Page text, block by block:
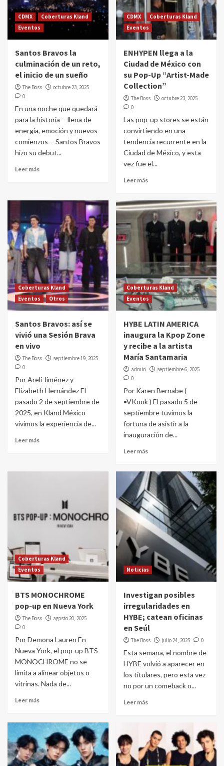
CDMX
Coberturas Kland
Eventos
Santos Bravos la
culminación de un reto,
el inicio de un sueño
The Boss
octubre 23, 2025
0
En una noche que quedará
para la historia —llena de
energía, emoción y nuevos
comienzos— Santos Bravos
hizo su debut...
Leer más
CDMX
Coberturas Kland
Eventos
ENHYPEN llega a la
Ciudad de México con
su Pop-Up “Artist-Made
Collection”
The Boss
octubre 23, 2025
0
Las pop-up stores se están
convirtiendo en una
tendencia recurrente en la
Ciudad de México, y esta
vez fue el...
Leer más
Coberturas Kland
Eventos
Otros
Santos Bravos: así se
vivió una Sesión Brava
en vivo
The Boss
septiembre 19, 2025
0
Por Areli Jiménez y
Elizabeth Hernández El
pasado 2 de septiembre de
2025, en Kland México
vivimos la experiencia de...
Leer más
Coberturas Kland
Eventos
HYBE LATIN AMERICA
inaugura la Kpop Zone
y recibe a la artista
María Santamaria
admin
septiembre 6, 2025
0
Por Karen Bernabe (
•VKook ) El pasado 5 de
septiembre tuvimos la
fortuna de asistir a la
inauguración de...
Leer más
Coberturas Kland
Eventos
BTS MONOCHROME
pop-up en Nueva York
The Boss
agosto 20, 2025
0
Por Demona Lauren En
Nueva York, el pop-up BTS
MONOCHROME no se
limita a alinear objetos o
vitrinas. Nada de...
Leer más
Noticias
Investigan posibles
irregularidades en
HYBE; catean oficinas
en Seúl
The Boss julio 24, 2025 0
Esta semana, el nombre de
HYBE volvió a aparecer en
los titulares, pero esta vez
no por un comeback o...
Leer más